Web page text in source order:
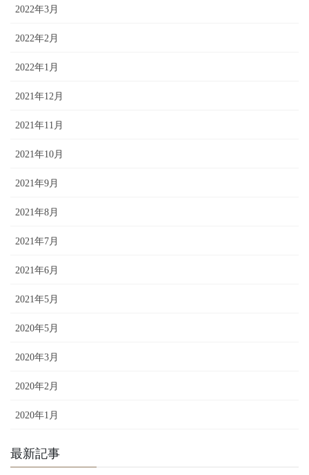
2022年3月
2022年2月
2022年1月
2021年12月
2021年11月
2021年10月
2021年9月
2021年8月
2021年7月
2021年6月
2021年5月
2020年5月
2020年3月
2020年2月
2020年1月
最新記事